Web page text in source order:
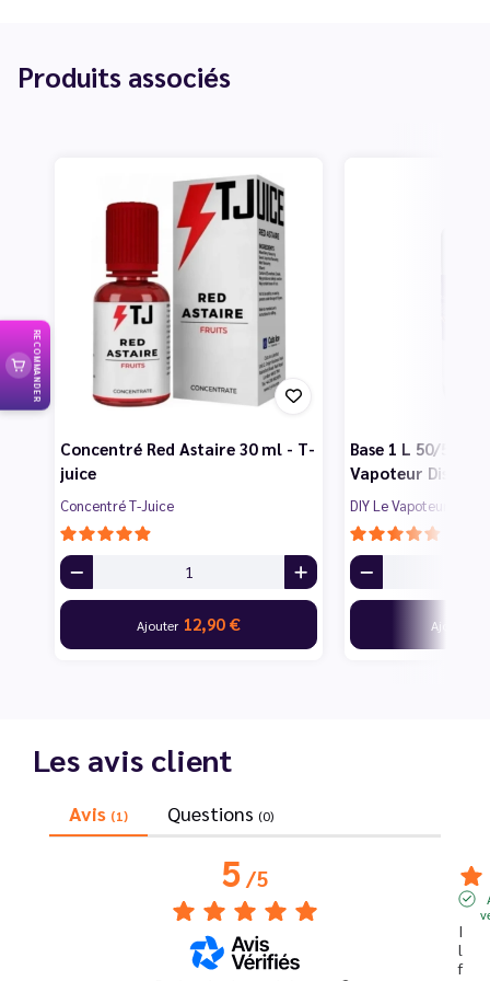
Produits associés
Concentré Red Astaire 30 ml - T-
juice
Concentré T-Juice
Ajouter 12,90 €
Base 1 L 50/50
Vapoteur
DIY Le Vapoteur
Ajouter
Les avis client
Avis (1) Questions (0)
5/5
I
l
f
RECOMMANDER